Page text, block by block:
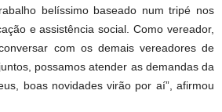
belíssimo baseado num tripé nos
e assistência social. Como vereador,
com os demais vereadores de
possamos atender as demandas da
boas novidades virão por aí”, afirmou